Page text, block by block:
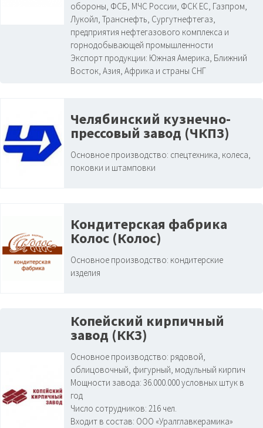
обороны, ФСБ, МЧС России, ФСК ЕС, Газпром,
Лукойл, Транснефть, Сургутнефтегаз,
предприятия нефтегазового комплекса и
горнодобывающей промышленности
Экспорт продукции: Южная Америка, Ближний
Восток, Азия, Африка и страны СНГ
Челябинский кузнечно-
прессовый завод (ЧКПЗ)
Основное производство: спецтехника, колеса,
поковки и штамповки
Кондитерская фабрика
Колос (Колос)
Основное производство: кондитерские
изделия
Копейский кирпичный
завод (ККЗ)
Основное производство: рядовой,
облицовочный, фигурный, модульный кирпич
Мощности завода: 36.000.000 условных штук в
год
Число сотрудников: 216 чел.
Входит в состав: ООО «Уралглавкерамика»